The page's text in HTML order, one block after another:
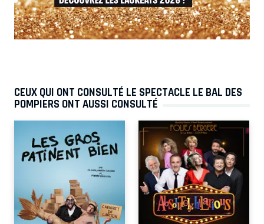
CEUX QUI ONT CONSULTÉ LE SPECTACLE LE BAL DES
POMPIERS ONT AUSSI CONSULTÉ